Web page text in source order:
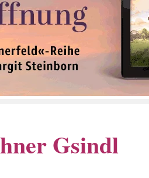
Gsindl